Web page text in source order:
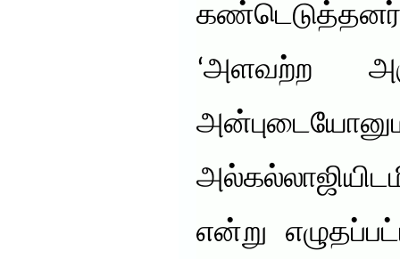
‘அளவற்ற
என்று